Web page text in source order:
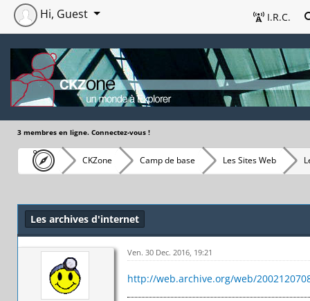
I.R.C.
Hi, Guest
3 membres en ligne. Connectez-vous !
CKZone Camp de base Les Sites Web
Les archives d'internet
Ven. 30 Dec. 2016, 19:21
http://web.archive.org/web/